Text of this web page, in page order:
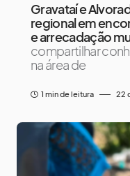
Gravataí e
regional em
e arrecadação
compartilhar
na área de
1 min de leitura 22